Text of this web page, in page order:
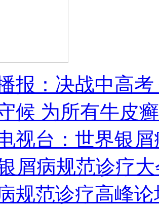
报：决战中高
候 为所有牛皮
视台：世界银
屑病规范诊疗
规范诊疗高峰